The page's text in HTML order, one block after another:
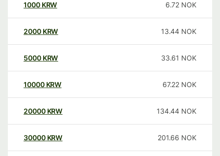
1000 KRW 6.72 NOK
2000 KRW 13.44 NOK
5000 KRW 33.61 NOK
10000 KRW 67.22 NOK
20000 KRW 134.44 NOK
30000 KRW 201.66 NOK